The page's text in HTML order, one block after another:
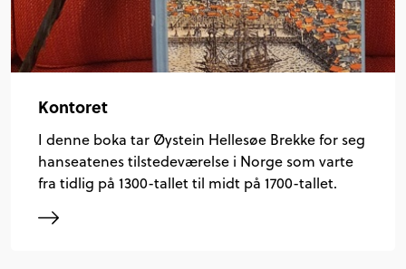
Kontoret
I denne boka tar Øystein Hellesøe Brekke for seg
hanseatenes tilstedeværelse i Norge som varte
fra tidlig på 1300-tallet til midt på 1700-tallet.